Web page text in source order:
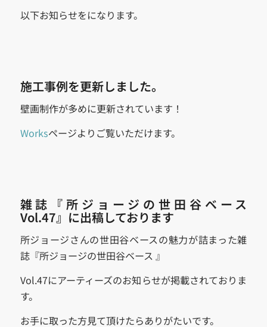
以下お知らせをになります。
施工事例を更新しました。
壁画制作が多めに更新されています！
Worksページよりご覧いただけます。
雑誌『所ジョージの世田谷ベース
Vol.47』に出稿しております
所ジョージさんの世田谷ベースの魅力が詰まった雑
誌『所ジョージの世田谷ベース 』
Vol.47にアーティーズのお知らせが掲載されておりま
す。
お手に取った方見て頂けたらありがたいです。